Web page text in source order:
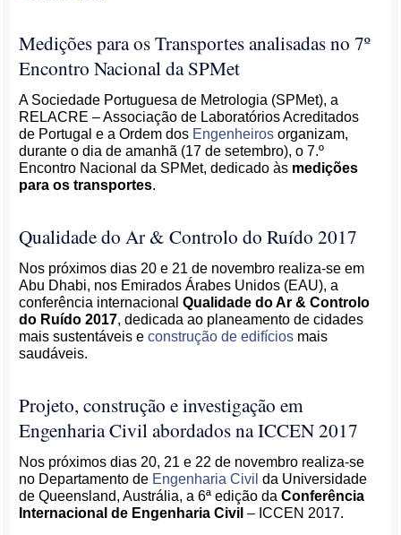
Medições para os Transportes analisadas no 7º
Encontro Nacional da SPMet
A Sociedade Portuguesa de Metrologia (SPMet), a
RELACRE – Associação de Laboratórios Acreditados
de Portugal e a Ordem dos Engenheiros organizam,
durante o dia de amanhã (17 de setembro), o 7.º
Encontro Nacional da SPMet, dedicado às medições
para os transportes.
Qualidade do Ar & Controlo do Ruído 2017
Nos próximos dias 20 e 21 de novembro realiza-se em
Abu Dhabi, nos Emirados Árabes Unidos (EAU), a
conferência internacionalQualidade do Ar & Controlo
do Ruído 2017, dedicada ao planeamento de cidades
mais sustentáveis econstrução de edifícios mais
saudáveis.
Projeto, construção e investigação em
Engenharia Civil abordados na ICCEN 2017
Nos próximos dias 20, 21 e 22 de novembro realiza-se
no Departamento de Engenharia Civil da Universidade
de Queensland, Austrália, a 6ª edição daConferência
Internacional de Engenharia Civil – ICCEN 2017.